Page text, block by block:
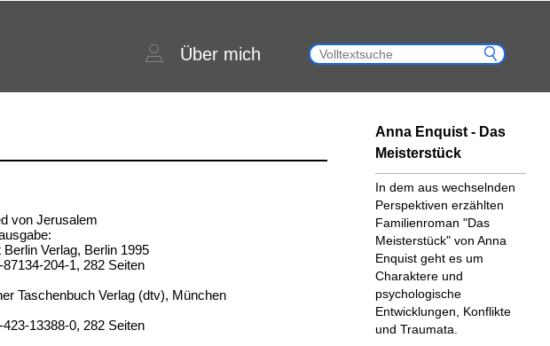
Über mich
von Jerusalem
Berlin Verlag, Berlin 1995
204-1, 282 Seiten
Taschenbuch Verlag (dtv), München
13388-0, 282 Seiten
Anna Enquist - Das
Meisterstück
In dem aus wechselnden
Perspektiven erzählten
Familienroman "Das
Meisterstück" von Anna
Enquist geht es um
Charaktere und
psychologische
Entwicklungen, Konflikte
und Traumata.